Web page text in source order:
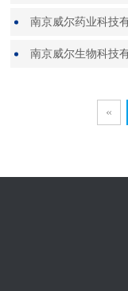
南京威尔药业科技有
南京威尔生物科技有限公司自行
«